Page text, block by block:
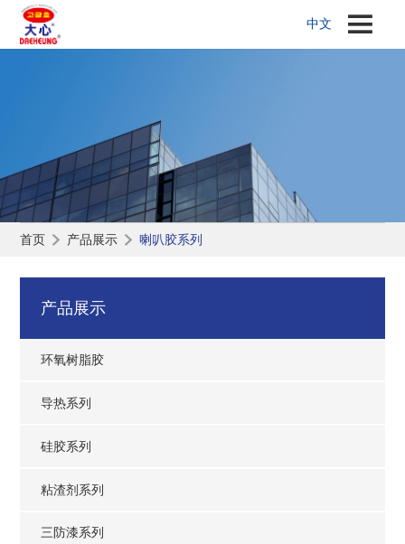
中文
首页 产品展示 喇叭胶系列
产品展示
环氧树脂胶
导热系列
硅胶系列
粘渣剂系列
三防漆系列